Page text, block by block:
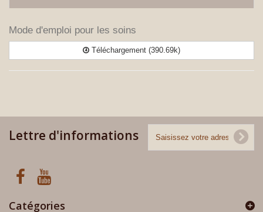
Mode d'emploi pour les soins
Téléchargement (390.69k)
Lettre d'informations
Catégories